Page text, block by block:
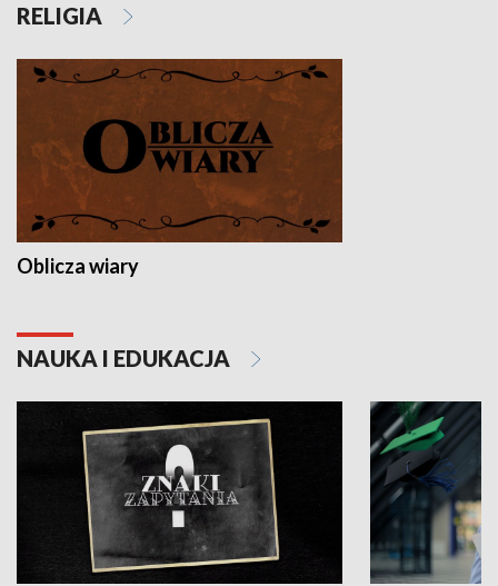
RELIGIA
Oblicza wiary
NAUKA I EDUKACJA